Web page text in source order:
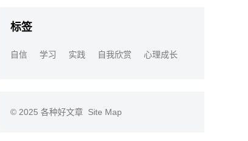
标签
自信 学习 实践 自我欣赏 心理成长
© 2025 各种好文章 Site Map